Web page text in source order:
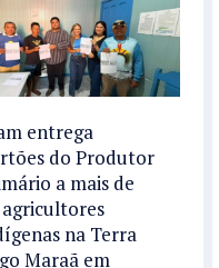
entrega
do Produtor
a mais de
agricultores
na Terra
Maraã em